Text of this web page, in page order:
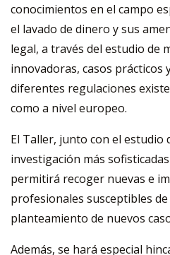
conocimientos en el campo
el lavado de dinero y sus
legal, a través del estudio de
innovadoras, casos prácticos
diferentes regulaciones
como a nivel europeo.
El Taller, junto con el estudio
investigación más
permitirá recoger nuevas e
profesionales susceptibles
planteamiento de nuevos
Además, se hará especial